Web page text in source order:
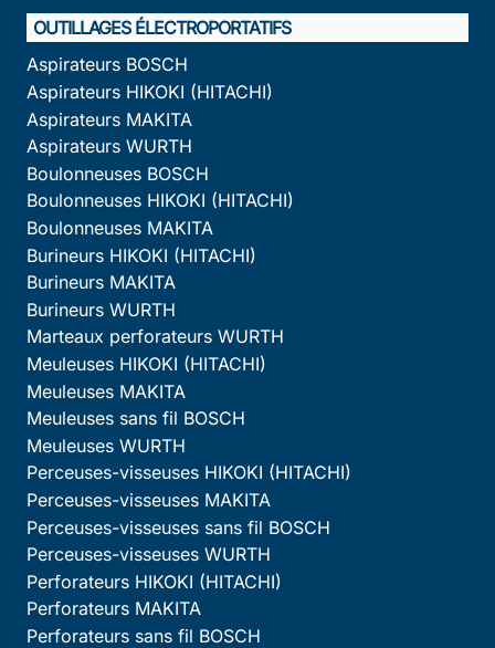
OUTILLAGES ÉLECTROPORTATIFS
Aspirateurs BOSCH
Aspirateurs HIKOKI (HITACHI)
Aspirateurs MAKITA
Aspirateurs WURTH
Boulonneuses BOSCH
Boulonneuses HIKOKI (HITACHI)
Boulonneuses MAKITA
Burineurs HIKOKI (HITACHI)
Burineurs MAKITA
Burineurs WURTH
Marteaux perforateurs WURTH
Meuleuses HIKOKI (HITACHI)
Meuleuses MAKITA
Meuleuses sans fil BOSCH
Meuleuses WURTH
Perceuses-visseuses HIKOKI (HITACHI)
Perceuses-visseuses MAKITA
Perceuses-visseuses sans fil BOSCH
Perceuses-visseuses WURTH
Perforateurs HIKOKI (HITACHI)
Perforateurs MAKITA
Perforateurs sans fil BOSCH